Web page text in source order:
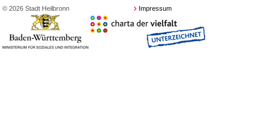
© 2026 Stadt Heilbronn Impressum